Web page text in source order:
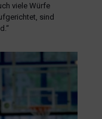
viele Würfe
sind